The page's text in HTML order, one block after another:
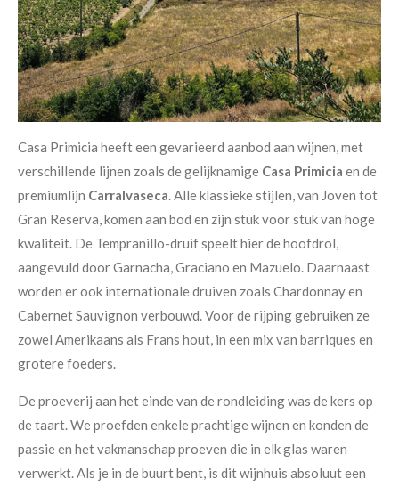
Casa Primicia heeft een gevarieerd aanbod aan wijnen, met
verschillende lijnen zoals de gelijknamige Casa Primicia en de
premiumlijn Carralvaseca. Alle klassieke stijlen, van Joven tot
Gran Reserva, komen aan bod en zijn stuk voor stuk van hoge
kwaliteit. De Tempranillo-druif speelt hier de hoofdrol,
aangevuld door Garnacha, Graciano en Mazuelo. Daarnaast
worden er ook internationale druiven zoals Chardonnay en
Cabernet Sauvignon verbouwd. Voor de rijping gebruiken ze
zowel Amerikaans als Frans hout, in een mix van barriques en
grotere foeders.
De proeverij aan het einde van de rondleiding was de kers op
de taart. We proefden enkele prachtige wijnen en konden de
passie en het vakmanschap proeven die in elk glas waren
verwerkt. Als je in de buurt bent, is dit wijnhuis absoluut een